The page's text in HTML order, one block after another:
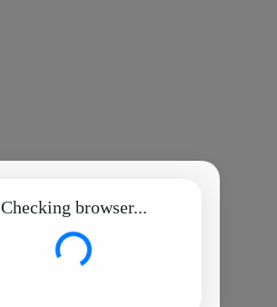
Checking browser...